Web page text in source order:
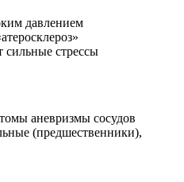
давлением
сильные стрессы
аневризмы сосудов
(предшественники),